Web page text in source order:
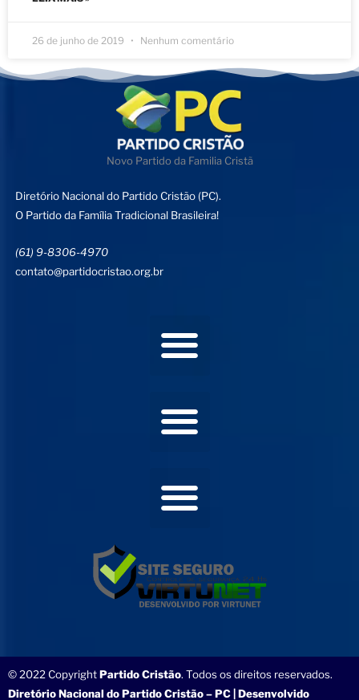
26 de junho de 2019 Nenhum comentário
Novo Partido da Familia Cristã
Diretório Nacional do Partido Cristão (PC).
O Partido da Família Tradicional Brasileira!
(61) 9-8306-4970
contato@partidocristao.org.br
© 2022 CopyrightPartido Cristão. Todos os direitos reservados.
Diretório Nacional do Partido Cristão – PC | Desenvolvido